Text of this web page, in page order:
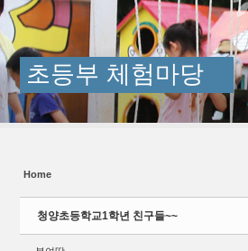
초등부 체험마당
Home
청양초등학교1학년 친구들~~
Sketchbook5, 스케